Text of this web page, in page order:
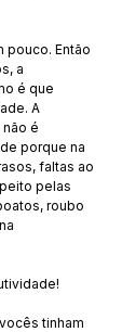
pouco. Então
a
é que
A
é
porque na
faltas ao
pelas
roubo
tinham